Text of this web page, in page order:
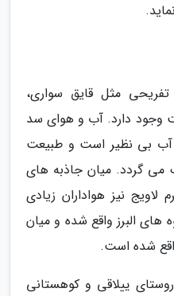
تفریحی مثل قایق سواری،
وجود دارد. آب و هوای سد
آب بی نظیر است و طبیعت
می گردد. میان جاذبه های
نیز هواداران زیادی
های البرز واقع شده و میان
شده است.
روستای ییلاقی و کوهستانی